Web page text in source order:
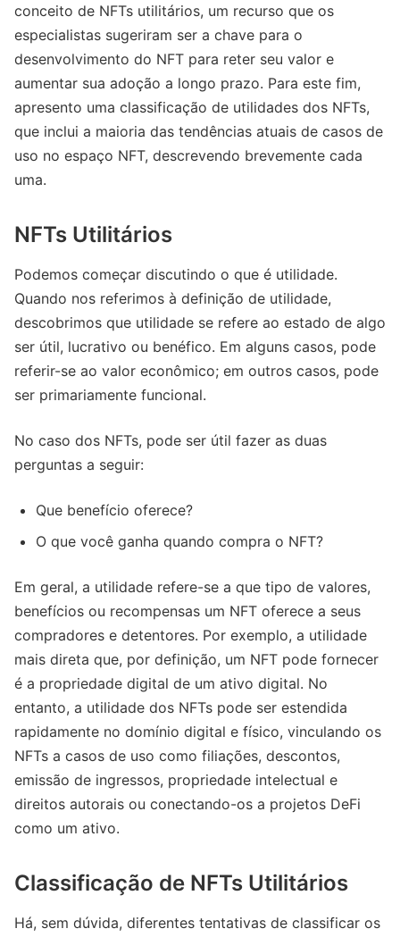
conceito de NFTs utilitários, um recurso que os
especialistas sugeriram ser a chave para o
desenvolvimento do NFT para reter seu valor e
aumentar sua adoção a longo prazo. Para este fim,
apresento uma classificação de utilidades dos NFTs,
que inclui a maioria das tendências atuais de casos de
uso no espaço NFT, descrevendo brevemente cada
uma.
NFTs Utilitários
Podemos começar discutindo o que é utilidade.
Quando nos referimos à definição de utilidade,
descobrimos que utilidade se refere ao estado de algo
ser útil, lucrativo ou benéfico. Em alguns casos, pode
referir-se ao valor econômico; em outros casos, pode
ser primariamente funcional.
No caso dos NFTs, pode ser útil fazer as duas
perguntas a seguir:
Que benefício oferece?
O que você ganha quando compra o NFT?
Em geral, a utilidade refere-se a que tipo de valores,
benefícios ou recompensas um NFT oferece a seus
compradores e detentores. Por exemplo, a utilidade
mais direta que, por definição, um NFT pode fornecer
é a propriedade digital de um ativo digital. No
entanto, a utilidade dos NFTs pode ser estendida
rapidamente no domínio digital e físico, vinculando os
NFTs a casos de uso como filiações, descontos,
emissão de ingressos, propriedade intelectual e
direitos autorais ou conectando-os a projetos DeFi
como um ativo.
Classificação de NFTs Utilitários
Há, sem dúvida, diferentes tentativas de classificar os